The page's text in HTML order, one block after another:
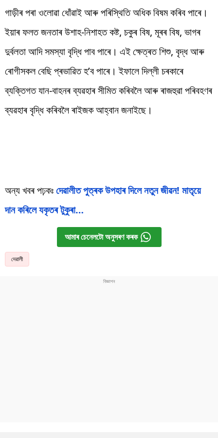
গাড়ীৰ পৰা ওলোৱা ধোঁৱাই আৰু পৰিস্থিতি অধিক বিষম কৰিব পাৰে।
ইয়াৰ ফলত জনতাৰ উশাহ-নিশাহত কষ্ট, চকুৰ বিষ, মূৰৰ বিষ, ভাগৰ
দুৰ্বলতা আদি সমস্যা বৃদ্ধি পাব পাৰে। এই ক্ষেত্ৰত শিশু, বৃদ্ধ আৰু
ৰোগীসকল বেছি প্ৰভাৱিত হ’ব পাৰে। ইফালে দিল্লী চৰকাৰে
ব্যক্তিগত যান-বাহনৰ ব্যৱহাৰ সীমিত কৰিবলৈ আৰু ৰাজহুৱা পৰিবহণৰ
ব্যৱহাৰ বৃদ্ধি কৰিবলৈ ৰাইজক আহ্বান জনাইছে।
অন্য খবৰ পঢ়কঃদেৱালীত পুত্ৰক উপহাৰ দিলে নতুন জীৱন! মাতৃয়ে
দান কৰিলে যকৃতৰ টুকুৰা…
আমাৰ চেনেলটো অনুসৰণ কৰক
দেৱালী